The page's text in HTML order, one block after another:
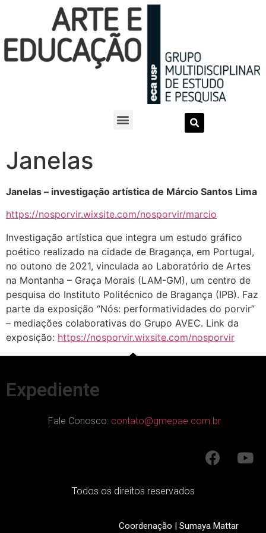
Janelas
Janelas – investigação artística de Márcio Santos Lima
https://nosporvir.wixsite.com/nosporvir/marcio
Investigação artística que integra um estudo gráfico
poético realizado na cidade de Bragança, em Portugal,
no outono de 2021, vinculada ao Laboratório de Artes
na Montanha – Graça Morais (LAM-GM), um centro de
pesquisa do Instituto Politécnico de Bragança (IPB). Faz
parte da exposição “Nós: performatividades do porvir”
– mediações colaborativas do Grupo AVEC. Link da
exposição: https://nosporvir.wixsite.com/nosporvir
Expediente
Fale Conosco: contato@gmepae.com.br
Todos os direitos reservados
Coordenação | Sumaya Mattar